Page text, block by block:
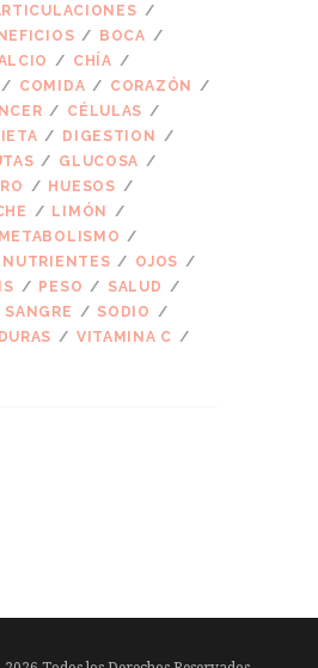
BOCA
CHÍA
COMIDA
CORAZÓN
CÉLULAS
DIGESTION
GLUCOSA
HUESOS
LIMÓN
METABOLISMO
NUTRIENTES
OJOS
PESO
SALUD
SANGRE
SODIO
VITAMINA C